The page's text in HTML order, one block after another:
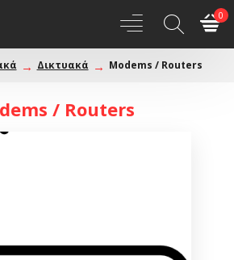
0
Δικτυακά Modems / Routers
/ Routers